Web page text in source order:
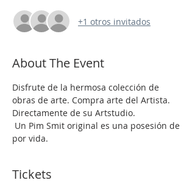
+1 otros invitados
About The Event
Disfrute de la hermosa colección de
obras de arte. Compra arte del Artista.
Directamente de su Artstudio.
por vida.
Tickets